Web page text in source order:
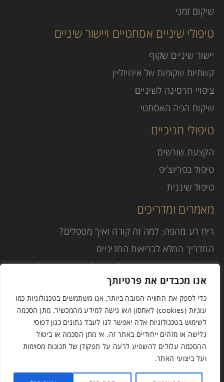
אנו מכבדים את פרטיותך
כדי לספק את החוויה הטובה ביותר, אנו משתמשים בטכנולוגיות כמו
עוגיות (cookies) לאחסון ו/או גישה למידע מהמכשיר. מתן הסכמה
לשימוש בטכנולוגיות אלה יאפשר לנו לעבד נתונים כגון דפוסי
גלישה או מזהים ייחודיים באתר זה. אי מתן הסכמה או ביטול
ההסכמה עלולים להשפיע לרעה על תפקודן של תכונות מסוימות
ועל ביצועי האתר.
שיקום זמני
טיפולי שיניים אסתטיים ויישור שיניים
יישור שיניים שקוף
קשתיות שקופות של אינויזליין
ציפויי חרסינה לשיניים
שיקום הפה האסתטי
טיפולי חניכיים
הקצעת שורשים
טיפול בפריוצ’יפ
טיפול שיננית
מאמרים ומדריכים
ריח רע מהפה: למה זה קורה ואיך מטפלים?
המדריך המלא לבריאות החניכיים
טיפול שיניים תחת סדציה (טשטוש) או הרדמה מלאה
הנחיות לאחר טיפול שיננית
הנחיות טיפול לאחר עקירה
רופא שיניים בהרצליה לחיוך מושלם
Powered & Designed by Medical Online